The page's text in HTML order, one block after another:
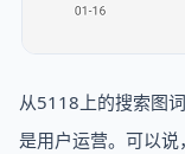
从5118上的搜索图
是用户运营。可以